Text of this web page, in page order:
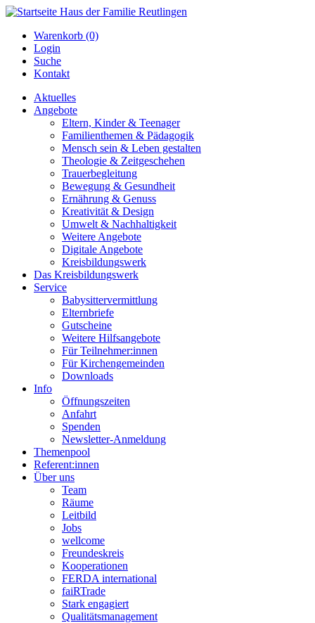
Warenkorb (0)
Login
Suche
Kontakt
Aktuelles
Angebote
Eltern, Kinder & Teenager
Familienthemen & Pädagogik
Mensch sein & Leben gestalten
Theologie & Zeitgeschehen
Trauerbegleitung
Bewegung & Gesundheit
Ernährung & Genuss
Kreativität & Design
Umwelt & Nachhaltigkeit
Weitere Angebote
Digitale Angebote
Kreisbildungswerk
Das Kreisbildungswerk
Service
Babysittervermittlung
Elternbriefe
Gutscheine
Weitere Hilfsangebote
Für Teilnehmer:innen
Für Kirchengemeinden
Downloads
Info
Öffnungszeiten
Anfahrt
Spenden
Newsletter-Anmeldung
Themenpool
Referent:innen
Über uns
Team
Räume
Leitbild
Jobs
wellcome
Freundeskreis
Kooperationen
FERDA international
faiRTrade
Stark engagiert
Qualitätsmanagement